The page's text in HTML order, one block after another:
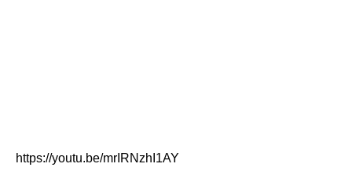
https://youtu.be/mrIRNzhI1AY